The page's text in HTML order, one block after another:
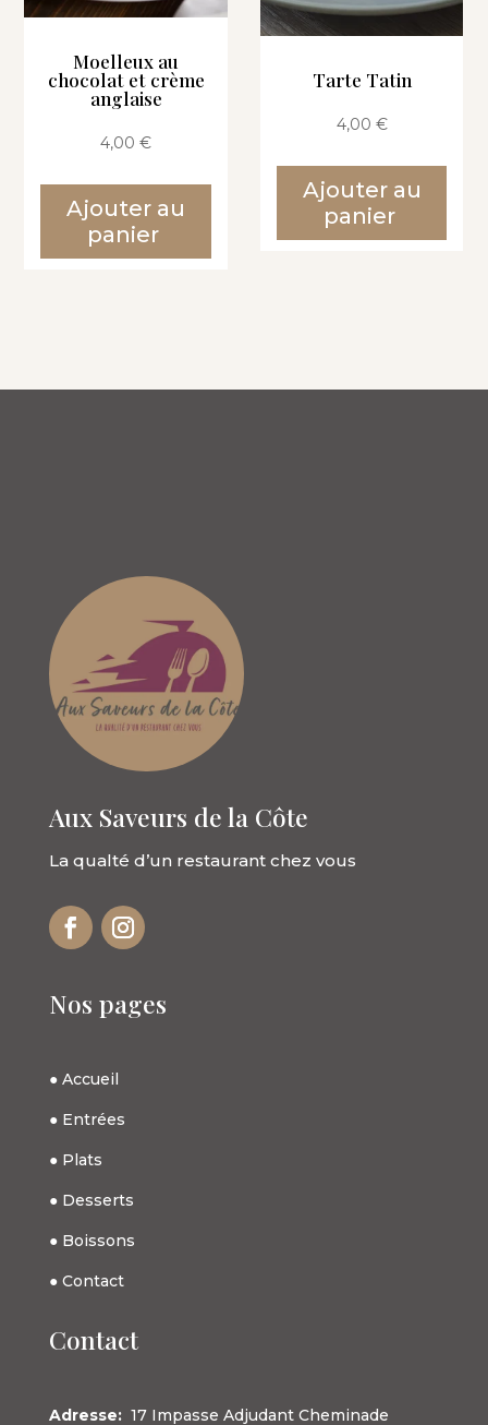
Moelleux au
chocolat et crème
anglaise
4,00€
Ajouter au
panier
Tarte Tatin
4,00 €
Ajouter au
panier
Aux Saveurs de la Côte
La qualté d’un restaurant chez vous
Nos pages
● Accueil
● Entrées
● Plats
● Desserts
● Boissons
● Contact
Contact
Adresse:17 Impasse Adjudant Cheminade